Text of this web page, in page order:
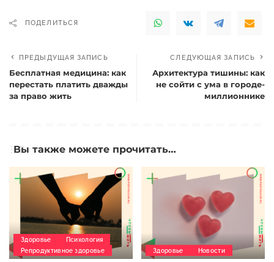
ПОДЕЛИТЬСЯ
ПРЕДЫДУЩАЯ ЗАПИСЬ
Бесплатная медицина: как
перестать платить дважды
за право жить
СЛЕДУЮЩАЯ ЗАПИСЬ
Архитектура тишины: как
не сойти с ума в городе-
миллионнике
Вы также можете прочитать…
Здоровье
Психология
Репродуктивное здоровье
Здоровье Новости